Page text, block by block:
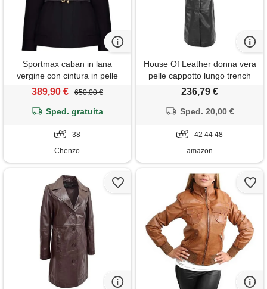
Sportmax caban in lana
vergine con cintura in pelle
389,90 € 650,00 €
Sped. gratuita
38
Chenzo
House Of Leather donna vera
pelle cappotto lungo trench
style gabbie nero nero 12
236,79 €
Sped. 20,00 €
42 44 48
amazon